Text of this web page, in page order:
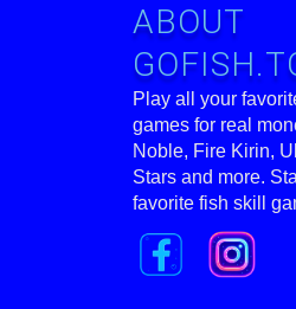
ABOUT
Play all your
games for real
Noble, Fire Kirin,
Stars and more.
favorite fish skill